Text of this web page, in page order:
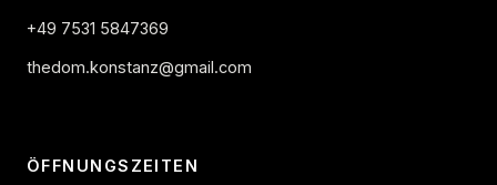
+49 7531 5847369
thedom.konstanz@gmail.com
ÖFFNUNGSZEITEN